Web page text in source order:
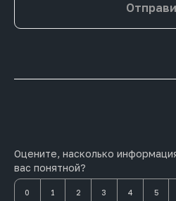
Оцените, насколько
вас понятной?
0 1 2 3 4 5